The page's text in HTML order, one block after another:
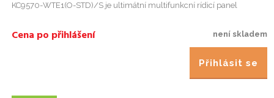
KC9570-WTE1(O-STD)/S je ultimátní multifunkcní rídicí panel
není skladem
Cena po přihlášení
Přihlásit se